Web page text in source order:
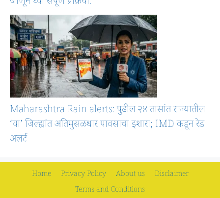
Maharashtra Rain alerts: पुढील २४ तासांत राज्यातील
‘या’ जिल्ह्यांत अतिमुसळधार पावसाचा इशारा; IMD कडून रेड
अलर्ट
Home Privacy Policy About us
Disclaimer
Terms and Conditions